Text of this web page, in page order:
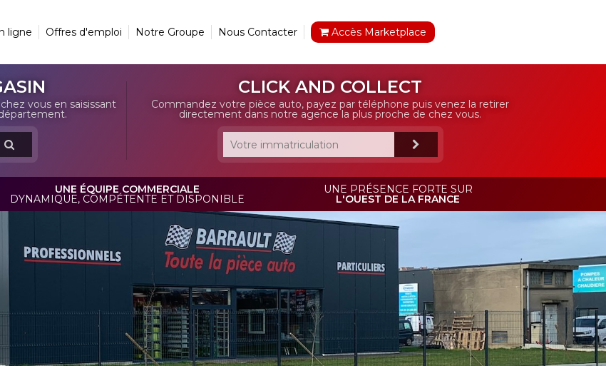
ligne Offres d'emploi Notre Groupe Nous Contacter Accès Marketplace
vous en saisissant
CLICK AND COLLECT
Commandez votre pièce auto, payez par téléphone puis venez la retirer
directement dans notre agence la plus proche de chez vous.
UNE ÉQUIPE COMMERCIALE
DYNAMIQUE, COMPÉTENTE ET DISPONIBLE
UNE PRÉSENCE FORTE SUR
L'OUEST DE LA FRANCE